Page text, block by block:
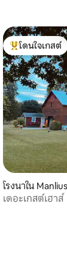
จาก 5, 58 รี
โดนใจเกสต์ที่สุ
โดนใจเกสต์
โรงนาใน Manlius
เดอะเกสต์เฮาส์